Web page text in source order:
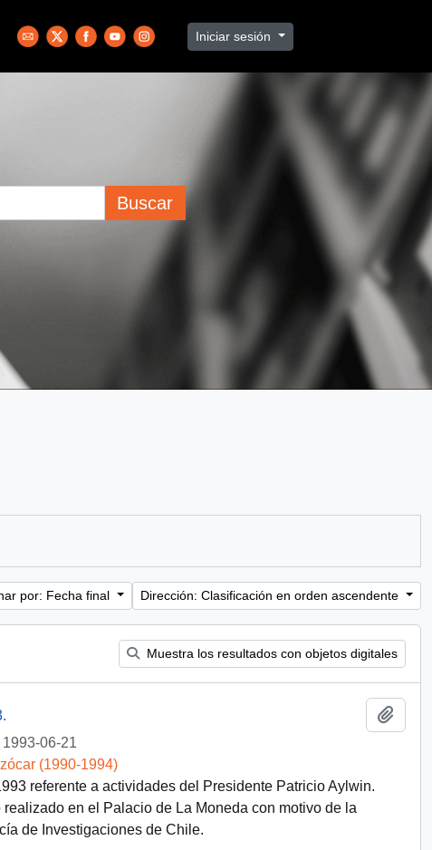
Iniciar sesión
Buscar
por: Fecha final Dirección: Clasificación en orden ascendente
Muestra los resultados con objetos digitales
1993-06-21
(1990-1994)
referente a actividades del Presidente Patricio Aylwin.
en el Palacio de La Moneda con motivo de la
de Investigaciones de Chile.